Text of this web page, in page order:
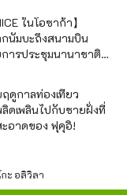
ในโอซาก้า】
นัมบะถึงสนามบิน
ารประชุมนานาชาติ
ดูกาลท่องเที่ยว
ดเพลินไปกับชายฝั่งที่
ะอาดของ ฟุคุอิ!
ะ อลิวิลา